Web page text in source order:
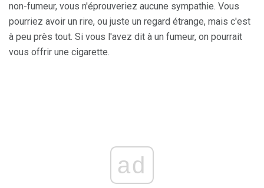
non-fumeur, vous n'éprouveriez aucune sympathie. Vous
pourriez avoir un rire, ou juste un regard étrange, mais c'est
à peu près tout. Si vous l'avez dit à un fumeur, on pourrait
vous offrir une cigarette.
ad